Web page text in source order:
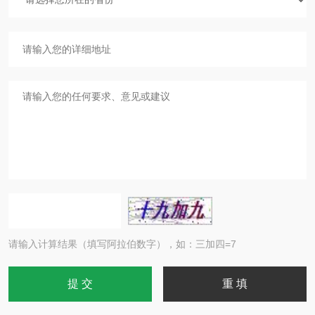
请输入计算结果（填写阿拉伯数字），如：三加四=7